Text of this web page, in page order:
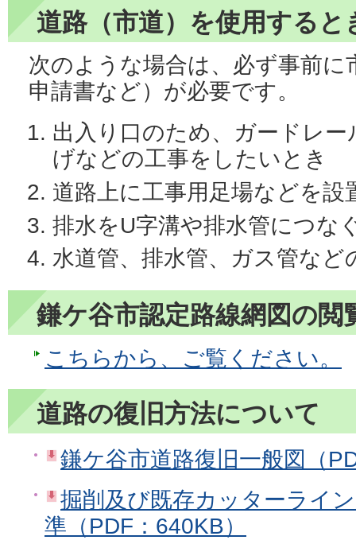
道路（市道）を使用すると
次のような場合は、必ず事前に
申請書など）が必要です。
出入り口のため、ガードレ
げなどの工事をしたいとき
道路上に工事用足場などを設
排水をU字溝や排水管につな
水道管、排水管、ガス管など
鎌ケ谷市認定路線網図の閲
こちらから、ご覧ください。
道路の復旧方法について
鎌ケ谷市道路復旧一般図（
掘削及び既存カッターライ
準（PDF：640KB）